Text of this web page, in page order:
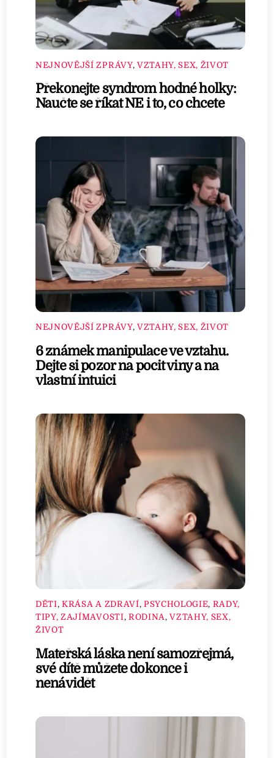
NEJNOVĚJŠÍ ZPRÁVY, VZTAHY, SEX, ŽIVOT
Překonejte syndrom hodné holky:
Naučte se říkat NE i to, co chcete
NEJNOVĚJŠÍ ZPRÁVY, VZTAHY, SEX, ŽIVOT
6 známek manipulace ve vztahu.
Dejte si pozor na pocit viny a na
vlastní intuici
DĚTI,KRÁSA A ZDRAVÍ, PSYCHOLOGIE, RADY,
TIPY, ZAJÍMAVOSTI, RODINA,VZTAHY, SEX,
ŽIVOT
Mateřská láska není samozřejmá,
své dítě můžete dokonce i
nenávidět